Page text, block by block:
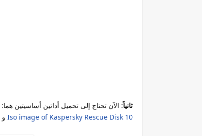
: ثانياً: الآن تحتاج إلى تحميل أداتين أساسيتين هما
Iso image of Kaspersky Rescue Disk 10